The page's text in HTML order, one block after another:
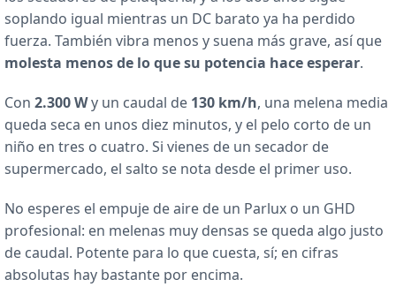
soplando igual mientras un DC barato ya ha perdido
fuerza. También vibra menos y suena más grave, así que
molesta menos de lo que su potencia hace esperar.
Con 2.300 Wy un caudal de 130 km/h, una melena media
queda seca en unos diez minutos, y el pelo corto de un
niño en tres o cuatro. Si vienes de un secador de
supermercado, el salto se nota desde el primer uso.
No esperes el empuje de aire de un Parlux o un GHD
profesional: en melenas muy densas se queda algo justo
de caudal. Potente para lo que cuesta, sí; en cifras
absolutas hay bastante por encima.